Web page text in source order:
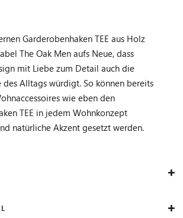
Garderobenhaken TEE aus Holz
The Oak Men aufs Neue, dass
mit Liebe zum Detail auch die
des Alltags würdigt. So können bereits
wie eben den
TEE in jedem Wohnkonzept
natürliche Akzent gesetzt werden.